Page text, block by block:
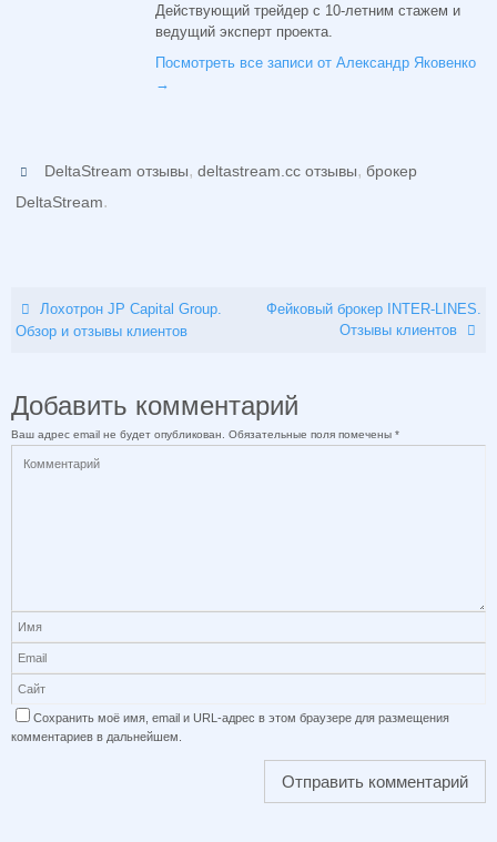
Действующий трейдер с 10-летним стажем и
ведущий эксперт проекта.
Посмотреть все записи от Александр Яковенко
→
DeltaStream отзывы,deltastream.cc отзывы,брокер
DeltaStream.
Лохотрон JP Capital Group.
Обзор и отзывы клиентов
Фейковый брокер INTER-LINES.
Отзывы клиентов
Добавить комментарий
Ваш адрес email не будет опубликован. Обязательные поля помечены *
Сохранить моё имя, email и URL-адрес в этом браузере для размещения
комментариев в дальнейшем.